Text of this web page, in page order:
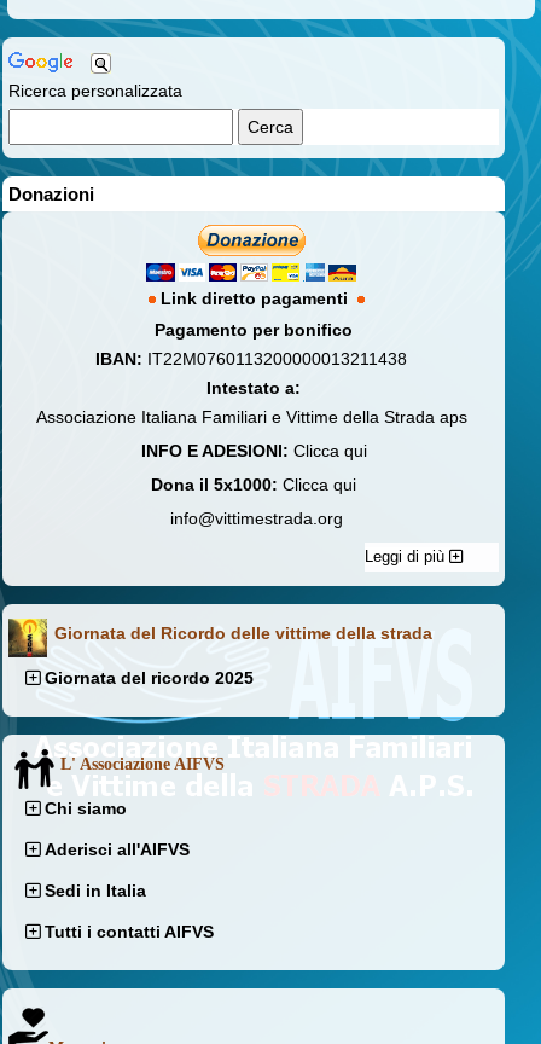
Ricerca personalizzata
Donazioni
Link diretto pagamenti
Pagamento per bonifico
IBAN: IT22M0760113200000013211438
Intestato a:
Associazione Italiana Familiari e Vittime della Strada aps
INFO E ADESIONI: Clicca qui
Dona il 5x1000: Clicca qui
info@vittimestrada.org
Leggi di più
Giornata del Ricordo delle vittime della strada
Giornata del ricordo 2025
L' Associazione AIFVS
Chi siamo
Aderisci all'AIFVS
Sedi in Italia
Tutti i contatti AIFVS